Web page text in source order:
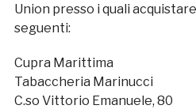
Union presso i quali
seguenti:
Cupra Marittima
Tabaccheria Marinucci
C.so Vittorio Emanuele, 80